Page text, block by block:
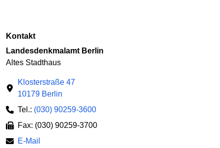
Kontakt
Landesdenkmalamt Berlin
Altes Stadthaus
Klosterstraße 47
10179 Berlin
Tel.: (030) 90259-3600
Fax: (030) 90259-3700
E-Mail